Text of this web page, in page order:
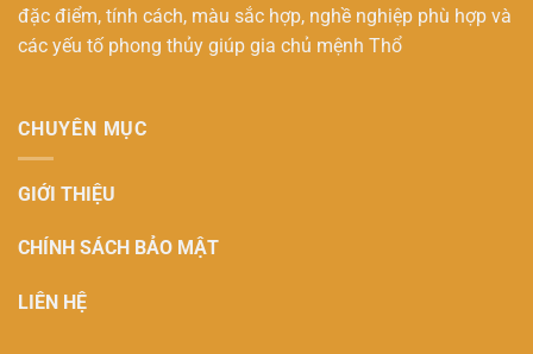
đặc điểm, tính cách, màu sắc hợp, nghề nghiệp phù hợp và
các yếu tố phong thủy giúp gia chủ mệnh Thổ
CHUYÊN MỤC
GIỚI THIỆU
CHÍNH SÁCH BẢO MẬT
LIÊN HỆ